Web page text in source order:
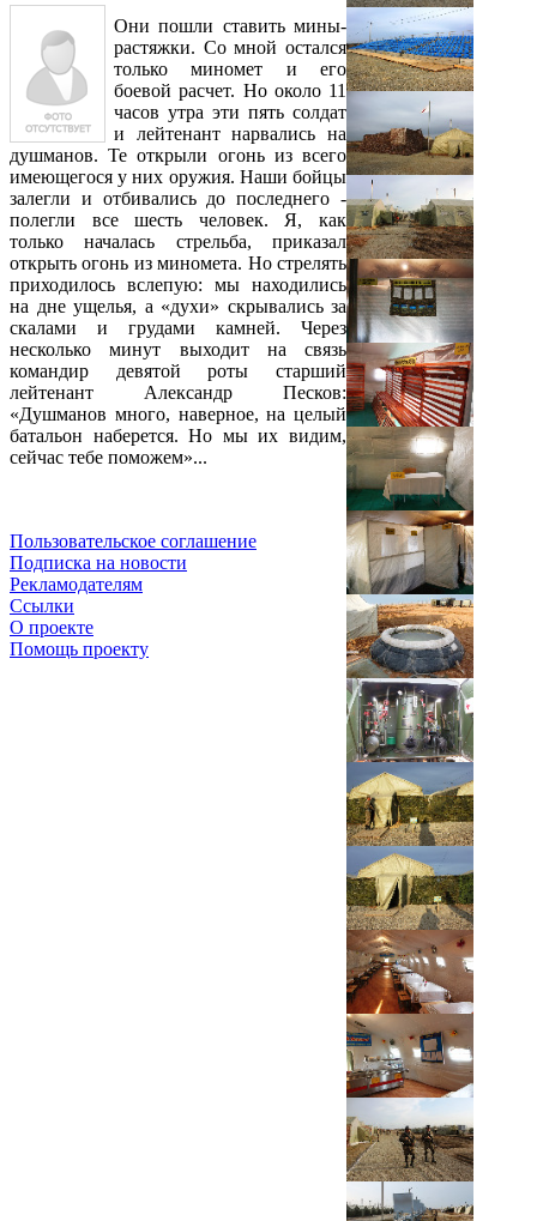
Они пошли ставить мины-
растяжки. Со мной остался
только миномет и его
боевой расчет. Но около 11
часов утра эти пять солдат
и лейтенант нарвались на
душманов. Те открыли огонь из всего
имеющегося у них оружия. Наши бойцы
залегли и отбивались до последнего -
полегли все шесть человек. Я, как
только началась стрельба, приказал
открыть огонь из миномета. Но стрелять
приходилось вслепую: мы находились
на дне ущелья, а «духи» скрывались за
скалами и грудами камней. Через
несколько минут выходит на связь
командир девятой роты старший
лейтенант Александр Песков:
«Душманов много, наверное, на целый
батальон наберется. Но мы их видим,
сейчас тебе поможем»...
Пользовательское соглашение
Подписка на новости
Рекламодателям
Ссылки
О проекте
Помощь проекту